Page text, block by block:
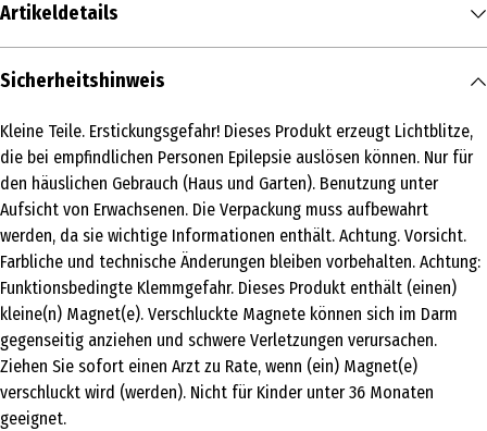
Artikeldetails
Inhalt
Produkttyp
Zubehör & Ersatzteile
Altersempfehlung ab
8 Jahre
Artikelnummer des Herstellers
20032069
Hersteller
Carrera Revell Europe GmbH
Sicherheitshinweis
Kleine Teile. Erstickungsgefahr! Dieses Produkt erzeugt Lichtblitze,
die bei empfindlichen Personen Epilepsie auslösen können. Nur für
den häuslichen Gebrauch (Haus und Garten). Benutzung unter
Aufsicht von Erwachsenen. Die Verpackung muss aufbewahrt
werden, da sie wichtige Informationen enthält. Achtung. Vorsicht.
Farbliche und technische Änderungen bleiben vorbehalten. Achtung:
Funktionsbedingte Klemmgefahr. Dieses Produkt enthält (einen)
kleine(n) Magnet(e). Verschluckte Magnete können sich im Darm
gegenseitig anziehen und schwere Verletzungen verursachen.
Ziehen Sie sofort einen Arzt zu Rate, wenn (ein) Magnet(e)
verschluckt wird (werden). Nicht für Kinder unter 36 Monaten
geeignet.